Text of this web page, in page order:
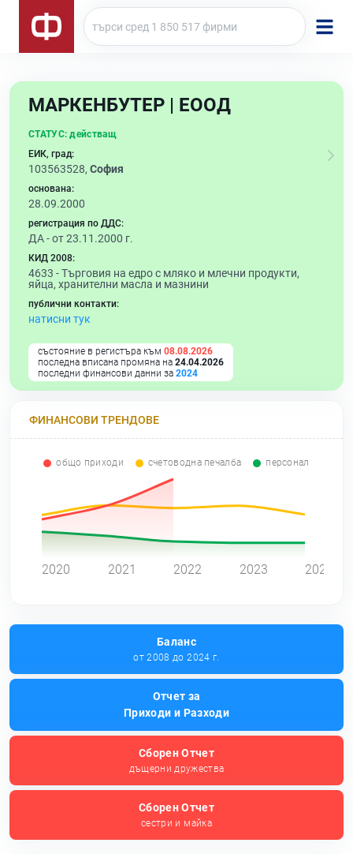
МАРКЕНБУТЕР | ЕООД
СТАТУС: действащ
ЕИК, град:
103563528, София
основана:
28.09.2000
регистрация по ДДС:
ДА - от 23.11.2000 г.
КИД 2008:
4633 -Търговия на едро с мляко и млечни продукти,
яйца, хранителни масла и мазнини
публични контакти:
натисни тук
състояние в регистъра към 08.08.2026
последна вписана промяна на 24.04.2026
последни финансови данни за 2024
ФИНАНСОВИ ТРЕНДОВЕ
общо приходи счетоводна печалба персонал
2020 2021 2022 2023 2024
Баланс
от 2008 до 2024 г.
Отчет за
Приходи и Разходи
Сборен Отчет
дъщерни дружества
Сборен Отчет
сестри и майка